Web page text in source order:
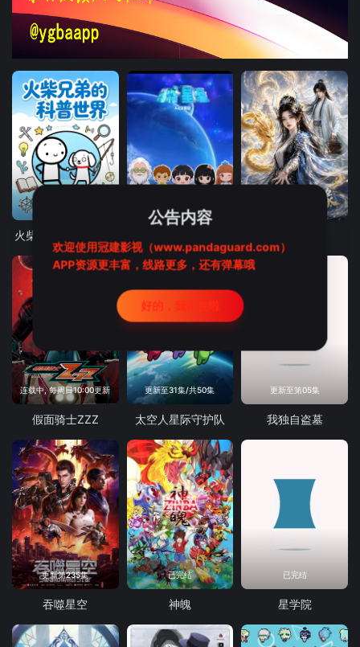
更新至1集/共80集
火柴兄弟的科普时间
连载中, 每周日10:00更新
假面骑士ZZZ
更新至31集/共50集
太空人星际守护队
更新至第05集
我独自盗墓
更新第235集
吞噬星空
已完结
神魄
已完结
星学院
公告内容
欢迎使用冠建影视（www.pandaguard.com）
APP资源更丰富，线路更多，还有弹幕哦
好的，我记住啦